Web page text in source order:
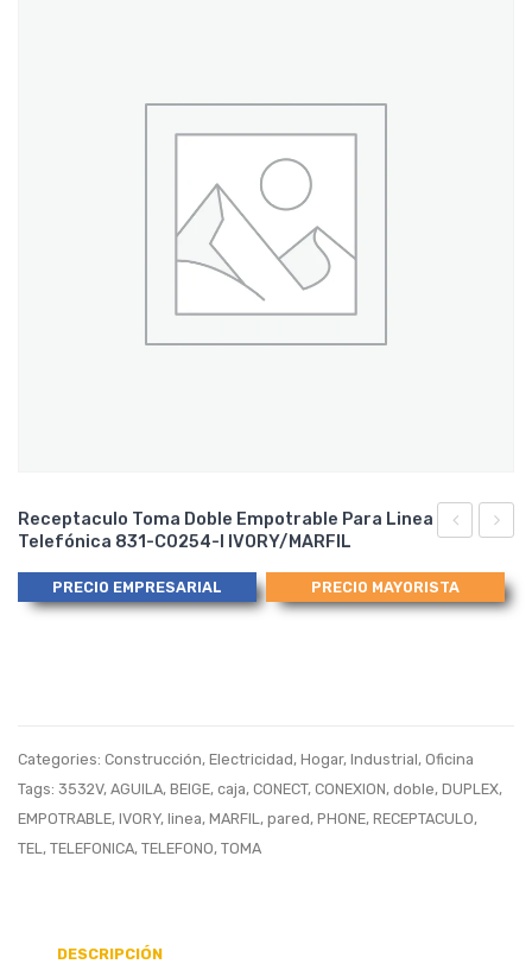
Empotrable
para
Beige
para
Receptaculo Toma Doble Empotrable Para Linea
Telefónica 831-C0254-I IVORY/MARFIL
PRECIO EMPRESARIAL PRECIO MAYORISTA
Categories: Construcción, Electricidad, Hogar, Industrial, Oficina
Tags: 3532V, AGUILA, BEIGE, caja, CONECT, CONEXION, doble, DUPLEX,
EMPOTRABLE, IVORY, linea, MARFIL , pared, PHONE, RECEPTACULO,
TEL , TELEFONICA, TELEFONO, TOMA
DESCRIPCIÓN